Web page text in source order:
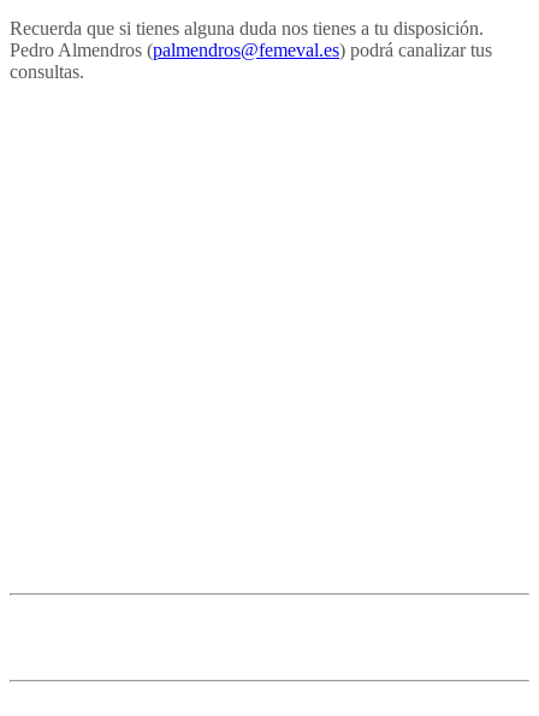
Recuerda que si tienes alguna duda nos tienes a tu disposición.
Pedro Almendros (palmendros@femeval.es) podrá canalizar tus
consultas.